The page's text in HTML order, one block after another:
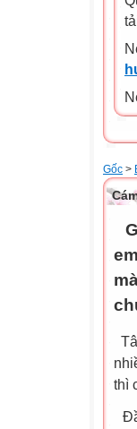
Gốc >
thì